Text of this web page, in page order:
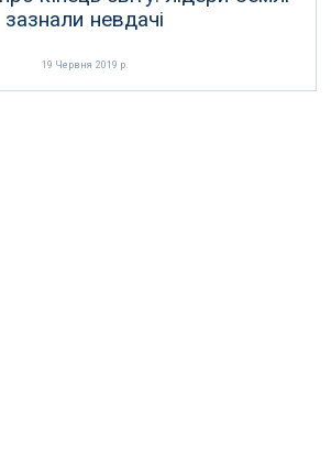
зазнали невдачі
19 Червня 2019 р.